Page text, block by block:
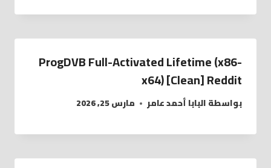
ProgDVB Full-Activated Lifetime (x86-
x64) [Clean] Reddit
بواسطةالبابا أحمد عامر مارس 25, 2026